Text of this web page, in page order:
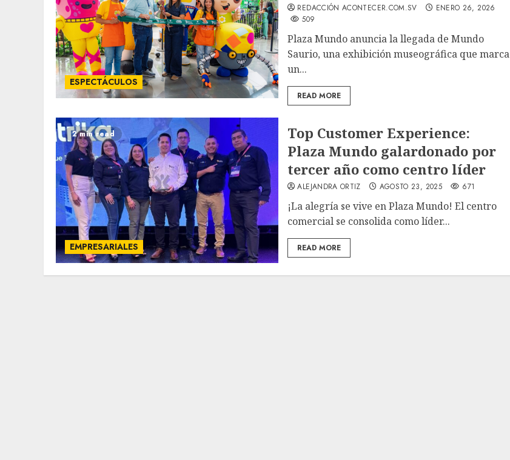
ESPECTÁCULOS
REDACCIÓN ACONTECER.COM.SV
ENERO 26, 2026
509
Plaza Mundo anuncia la llegada de Mundo
Saurio, una exhibición museográfica que marca
un...
READ MORE
2 min read
EMPRESARIALES
Top Customer Experience:
Plaza Mundo galardonado por
tercer año como centro líder
ALEJANDRA ORTIZ AGOSTO 23, 2025 671
¡La alegría se vive en Plaza Mundo! El centro
comercial se consolida como líder...
READ MORE